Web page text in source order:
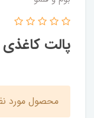
پالت
محصول مورد